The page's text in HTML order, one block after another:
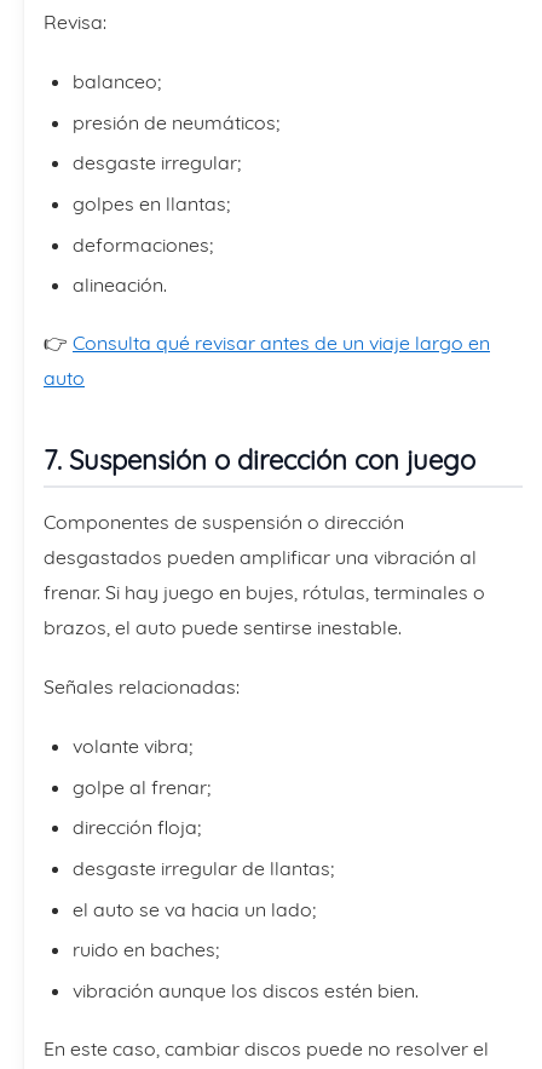
Revisa:
balanceo;
presión de neumáticos;
desgaste irregular;
golpes en llantas;
deformaciones;
alineación.
👉 Consulta qué revisar antes de un viaje largo en
auto
7. Suspensión o dirección con juego
Componentes de suspensión o dirección
desgastados pueden amplificar una vibración al
frenar. Si hay juego en bujes, rótulas, terminales o
brazos, el auto puede sentirse inestable.
Señales relacionadas:
volante vibra;
golpe al frenar;
dirección floja;
desgaste irregular de llantas;
el auto se va hacia un lado;
ruido en baches;
vibración aunque los discos estén bien.
En este caso, cambiar discos puede no resolver el